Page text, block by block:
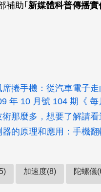
補助｢ 新媒體科普傳播實
席捲手機：從汽車電子
年 10 月號 104 期《 每
那麼多，想要了解請看
的原理和應用：手機
加速度(8) 陀螺儀